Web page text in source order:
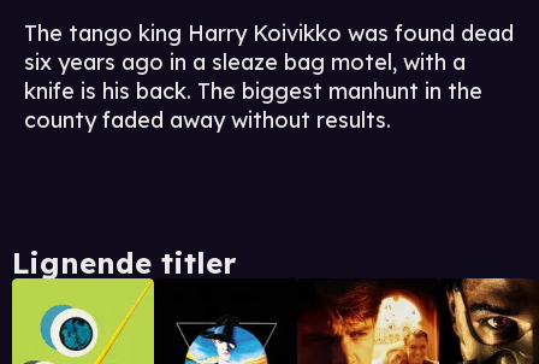
The tango king Harry Koivikko was found dead
six years ago in a sleaze bag motel, with a
knife is his back. The biggest manhunt in the
county faded away without results.
Lignende titler